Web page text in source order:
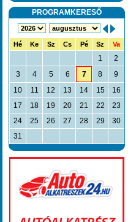
PROGRAMKERESŐ
Hé Ke Sz Cs Pé Sz Va
1
2
3
4 5 6 7 8
9
10
11 12 13 14 15
16
17
18 19 20 21 22
23
24
25 26 27 28 29
30
31